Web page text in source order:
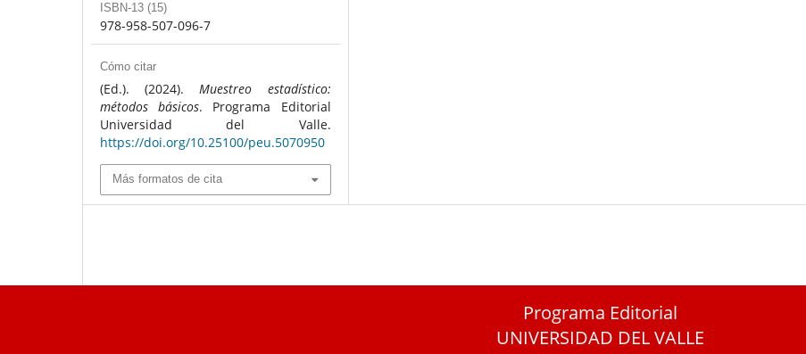
ISBN-13 (15)
978-958-507-096-7
Cómo citar
(Ed.). (2024).Muestreo estadístico:
métodos básicos. Programa Editorial
Universidad del Valle.
https://doi.org/10.25100/peu.5070950
Más formatos de cita
Programa Editorial
UNIVERSIDAD DEL VALLE